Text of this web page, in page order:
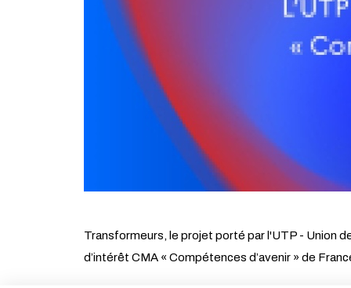
Transformeurs, le projet porté par l'UTP - Union
d’intérêt CMA « Compétences d’avenir » de